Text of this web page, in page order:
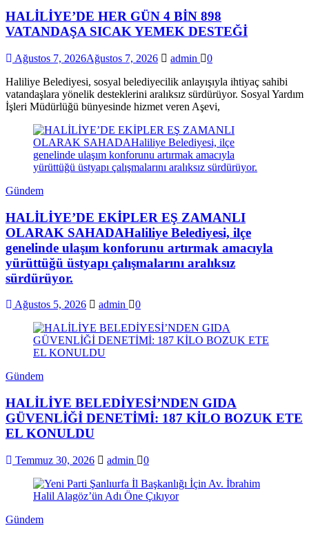
HALİLİYE’DE HER GÜN 4 BİN 898
VATANDAŞA SICAK YEMEK DESTEĞİ
Ağustos 7, 2026Ağustos 7, 2026 admin
0
Haliliye Belediyesi, sosyal belediyecilik anlayışıyla ihtiyaç sahibi
vatandaşlara yönelik desteklerini aralıksız sürdürüyor. Sosyal Yardım
İşleri Müdürlüğü bünyesinde hizmet veren Aşevi,
Gündem
HALİLİYE’DE EKİPLER EŞ ZAMANLI
OLARAK SAHADAHaliliye Belediyesi, ilçe
genelinde ulaşım konforunu artırmak amacıyla
yürüttüğü üstyapı çalışmalarını aralıksız
sürdürüyor.
Ağustos 5, 2026 admin 0
Gündem
HALİLİYE BELEDİYESİ’NDEN GIDA
GÜVENLİĞİ DENETİMİ: 187 KİLO BOZUK ETE
EL KONULDU
Temmuz 30, 2026 admin 0
Gündem